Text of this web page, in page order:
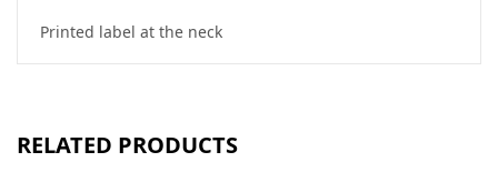
Printed label at the neck
RELATED PRODUCTS